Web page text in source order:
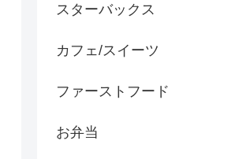
スターバックス
カフェ/スイーツ
ファーストフード
お弁当